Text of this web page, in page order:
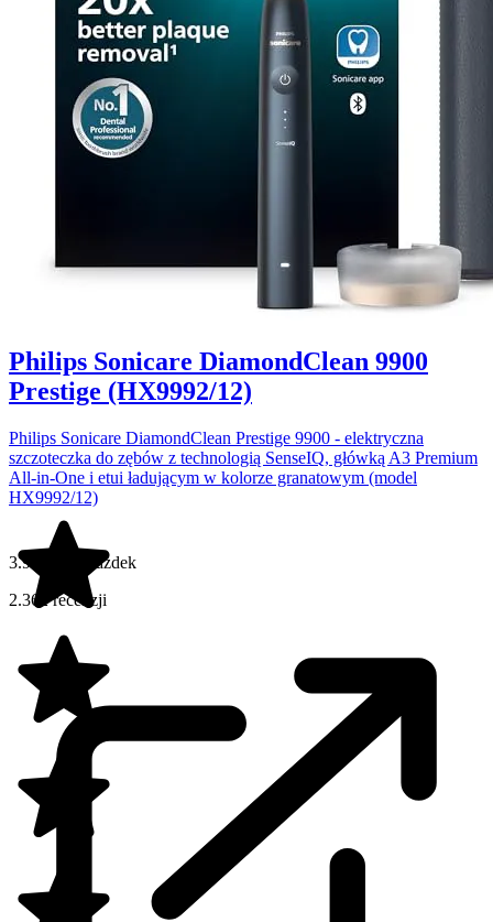
Philips Sonicare DiamondClean 9900
Prestige (HX9992/12)
Philips Sonicare DiamondClean Prestige 9900 - elektryczna
szczoteczka do zębów z technologią SenseIQ, główką A3 Premium
All-in-One i etui ładującym w kolorze granatowym (model
HX9992/12)
3.9 na 5 gwiazdek
2.362 recenzji